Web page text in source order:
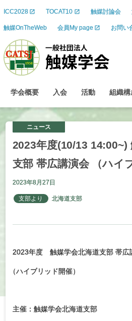
ICC2028 TOCAT10 触媒討論会
触媒OnTheWeb 会員My page お問い
学会概要 入会 活動 組織構
ニュース
2023年度(10/13 14:00~)
支部 帯広講演会 （ハイ
2023年8月27日
支部より 北海道支部
2023年度 触媒学会北海道支部 帯広
（ハイブリッド開催）
主催：触媒学会北海道支部